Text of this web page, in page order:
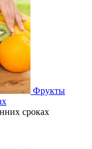
Фрукты
сроках